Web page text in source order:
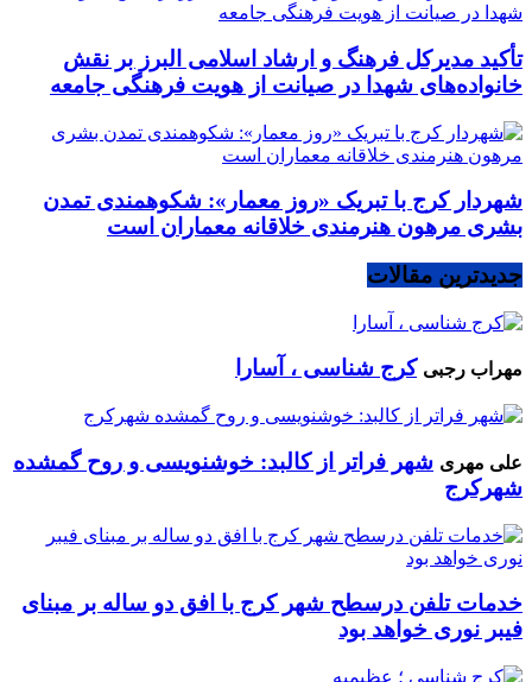
تأکید مدیرکل فرهنگ و ارشاد اسلامی البرز بر نقش
خانواده‌های شهدا در صیانت از هویت فرهنگی جامعه
شهردار کرج با تبریک «روز معمار»: شکوهمندی تمدن
بشری مرهون هنرمندی خلاقانه معماران است
جدیدترین مقالات
مهراب رجبی کرج شناسی ، آسارا
علی مهری شهر فراتر از کالبد: خوشنویسی و روح گمشده
شهرکرج
خدمات تلفن درسطح شهر کرج با افق دو ساله بر مبنای
فیبر نوری خواهد بود